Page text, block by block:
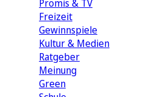
Promis & TV
Freizeit
Gewinnspiele
Kultur & Medien
Ratgeber
Meinung
Green